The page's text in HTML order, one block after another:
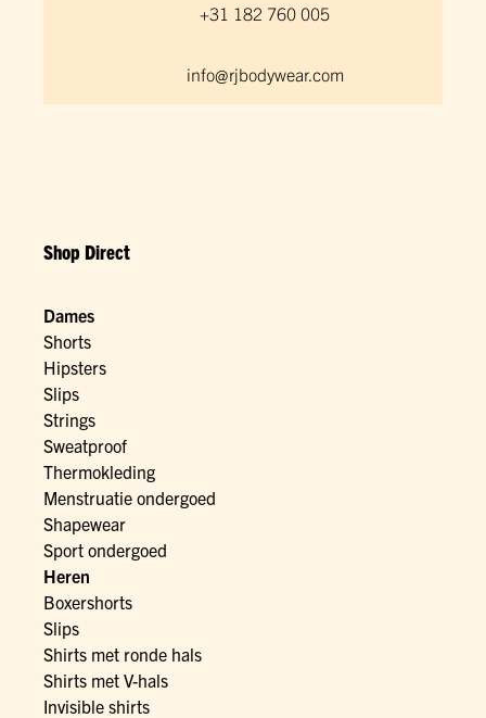
+31 182 760 005
info@rjbodywear.com
Shop Direct
Dames
Shorts
Hipsters
Slips
Strings
Sweatproof
Thermokleding
Menstruatie ondergoed
Shapewear
Sport ondergoed
Heren
Boxershorts
Slips
Shirts met ronde hals
Shirts met V-hals
Invisible shirts